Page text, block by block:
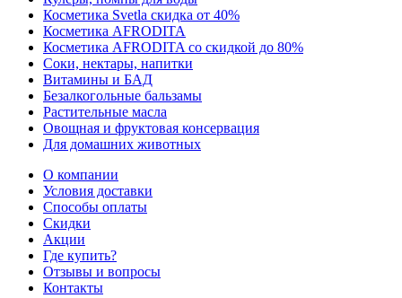
Косметика Svetla скидка от 40%
Косметика AFRODITA
Косметика AFRODITA со скидкой до 80%
Соки, нектары, напитки
Витамины и БАД
Безалкогольные бальзамы
Растительные масла
Овощная и фруктовая консервация
Для домашних животных
О компании
Условия доставки
Способы оплаты
Скидки
Акции
Где купить?
Отзывы и вопросы
Контакты